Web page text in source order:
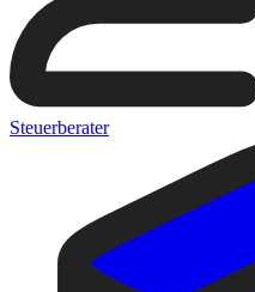
Steuerberater